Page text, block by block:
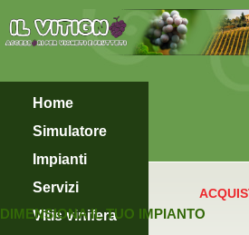
Home
Simulatore
Impianti
Servizi
Vitis vinifera
DIMENSIONA IL TUO IMPIANTO